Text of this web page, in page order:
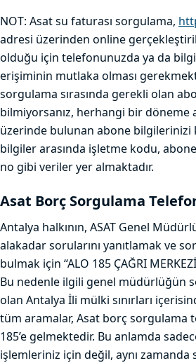
NOT: Asat su faturası sorgulama,
adresi üzerinden online
olduğu için telefonunuzda ya da
erişiminin mutlaka olması
sorgulama sırasında gerekli olan
bilmiyorsanız, herhangi bir döneme
üzerinde bulunan abone bilgilerinizi
bilgiler arasında işletme kodu,
no gibi veriler yer almaktadır.
Asat Borç Sorgulama
Antalya halkının, ASAT Genel
alakadar sorularını yanıtlamak ve
bulmak için “ALO 185 ÇAĞRI
Bu nedenle ilgili genel müdürlüğün
olan Antalya İli mülki sınırları
tüm aramalar, Asat borç sorgulama
185’e gelmektedir. Bu anlamda
işlemleriniz için değil, aynı zamanda